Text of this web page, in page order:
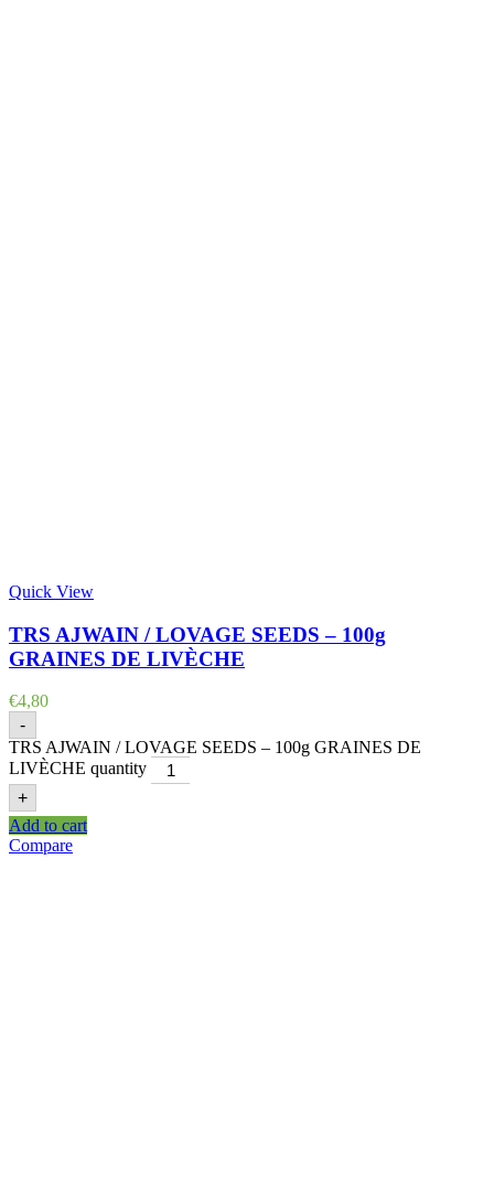
Quick View
TRS AJWAIN / LOVAGE SEEDS – 100g
GRAINES DE LIVÈCHE
€4,80
-
TRS AJWAIN / LOVAGE SEEDS – 100g GRAINES DE
LIVÈCHE quantity
+
Add to cart
Compare